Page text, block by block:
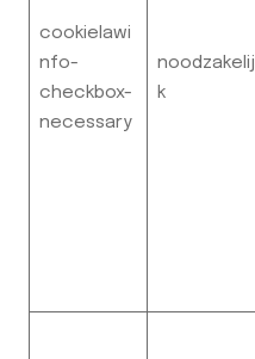
cookielawi
nfo-
checkbox-
necessary
noodzakelij
k